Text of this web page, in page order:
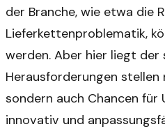
der Branche, wie etwa die
Lieferkettenproblematik,
werden. Aber hier liegt der
Herausforderungen stellen
sondern auch Chancen für
innovativ und